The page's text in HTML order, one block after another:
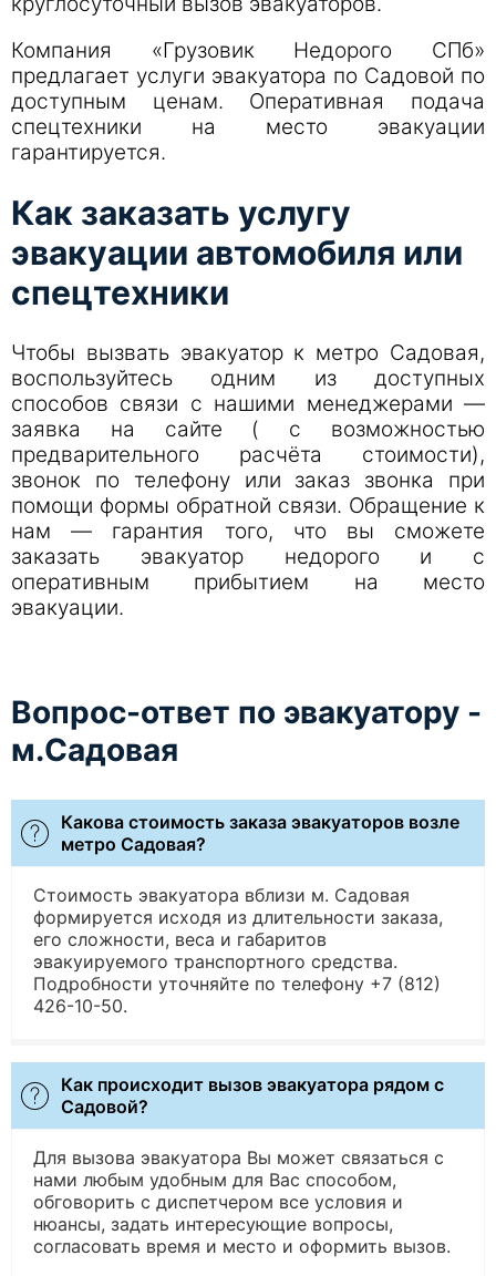
Компания «Грузовик Недорого СПб»
предлагает услуги эвакуатора по Садовой по
доступным ценам. Оперативная подача
спецтехники на место эвакуации
гарантируется.
Как заказать услугу
эвакуации автомобиля или
спецтехники
Чтобы вызвать эвакуатор к метро Садовая,
воспользуйтесь одним из доступных
способов связи с нашими менеджерами —
заявка на сайте ( с возможностью
предварительного расчёта стоимости),
звонок по телефону или заказ звонка при
помощи формы обратной связи. Обращение к
нам — гарантия того, что вы сможете
заказать эвакуатор недорого и с
оперативным прибытием на место
эвакуации.
Вопрос-ответ по эвакуатору -
м.Садовая
Какова стоимость заказа эвакуаторов возле
метро Садовая?
Стоимость эвакуатора вблизи м. Садовая
формируется исходя из длительности заказа,
его сложности, веса и габаритов
эвакуируемого транспортного средства.
Подробности уточняйте по телефону +7 (812)
426-10-50.
Как происходит вызов эвакуатора рядом с
Садовой?
Для вызова эвакуатора Вы может связаться с
нами любым удобным для Вас способом,
обговорить с диспетчером все условия и
нюансы, задать интересующие вопросы,
согласовать время и место и оформить вызов.